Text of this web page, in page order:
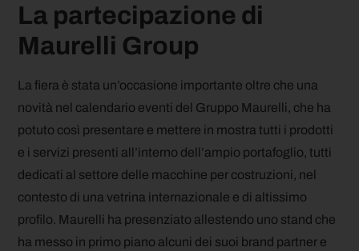
La partecipazione di
Maurelli Group
La fiera è stata un’occasione importante oltre che una
novità nel calendario eventi del Gruppo Maurelli, che ha
potuto così presentare e mettere in mostra tutti i prodotti
e i servizi presenti all’interno dell’ampio portafoglio, tutti
dedicati al settore delle macchine per costruzioni, nel
contesto di una vetrina internazionale e di altissimo
profilo. Maurelli ha presenziato allestendo uno stand che
ha messo in primo piano alcuni dei suoi brand partner e